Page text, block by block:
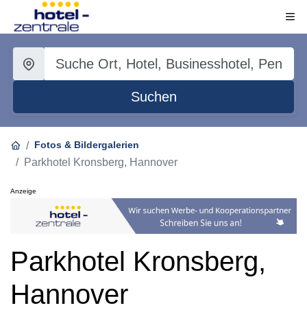
Suchen
Fotos & Bildergalerien
Parkhotel Kronsberg, Hannover
Anzeige
Parkhotel Kronsberg,
Hannover